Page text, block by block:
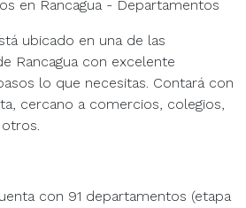
en Rancagua - Departamentos
ubicado en una de las
Rancagua con excelente
lo que necesitas. Contará con
cercano a comercios, colegios,
con 91 departamentos (etapa